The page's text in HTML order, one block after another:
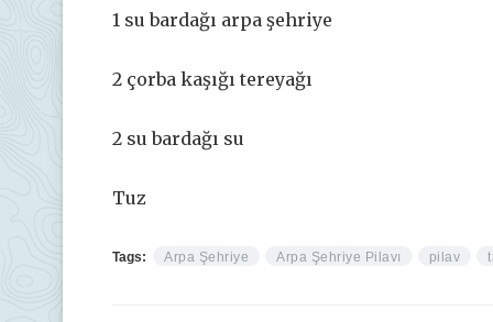
1 su bardağı arpa şehriye
2 çorba kaşığı tereyağı
2 su bardağı su
Tuz
Tags: Arpa Şehriye Arpa Şehriye Pilavı pilav